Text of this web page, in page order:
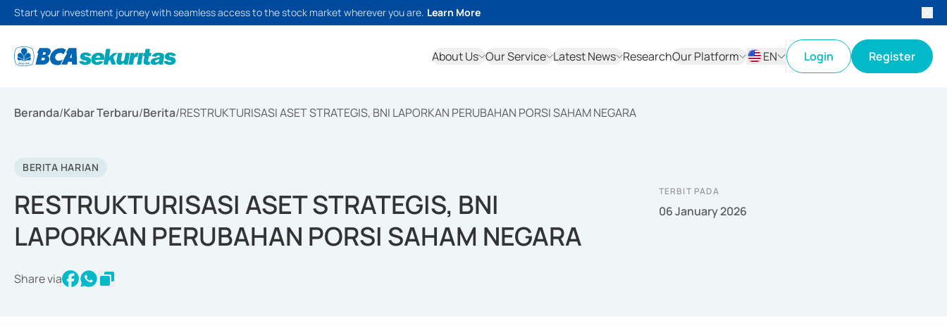
Start your investment journey with seamless access to the stock market wherever you are. Learn More
About Us Our Service Latest News ResearchOur Platform
EN
Login Register
Beranda/Kabar Terbaru/Berita/RESTRUKTURISASI ASET STRATEGIS, BNI LAPORKAN PERUBAHAN PORSI SAHAM NEGARA
BERITA HARIAN
RESTRUKTURISASI ASET STRATEGIS, BNI
LAPORKAN PERUBAHAN PORSI SAHAM NEGARA
Share via
TERBIT PADA
06 January 2026